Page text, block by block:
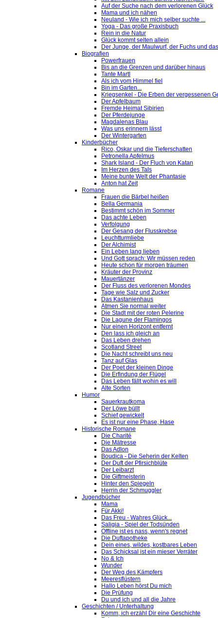
Auf der Suche nach dem verlorenen Glück
Mama und ich nähen
Neuland - Wie ich mich selber suchte ...
Yoga - Das große Praxisbuch
Rein in die Natur
Glück kommt selten allein
Der Junge, der Maulwurf, der Fuchs und
Biografien
Powerfrauen
Bis an die Grenzen und darüber hinaus
Tante Martl
Als ich vom Himmel fiel
Bin im Garten...
Kriegsenkel - Die Erben der vergessenen
Der Apfelbaum
Fremde Heimat Sibirien
Der Pferdejunge
Magdalenas Blau
Was uns erinnern lässt
Der Wintergarten
Kinderbücher
Rico, Oskar und die Tieferschatten
Petronella Apfelmus
Shark Island - Der Fluch von Katan
Im Herzen des Tals
Meine bunte Welt der Phantasie
Anton hat Zeit
Romane
Frauen die Bärbel heißen
Bella Germania
Bestimmt schön im Sommer
Das achte Leben
Verfolgung
Der Gesang der Flusskrebse
Leuchtturmliebe
Der Alchimist
Ein Leben lang lieben
Und Gott sprach: Wir müssen reden
Heute schon für morgen träumen
Kräuter der Provinz
Mauertänzer
Der Fluss des verlorenen Mondes
Tage wie Salz und Zucker
Das Kastanienhaus
Atmen Sie normal weiter
Die Stadt mit der roten Pelerine
Die Lagune der Flamingos
Nur einen Horizont entfernt
Den lass ich gleich an
Das Leben drehen
Scotland Street
Die Nacht schreibt uns neu
Tanz auf Glas
Der Poet der kleinen Dinge
Die Erfindung der Flügel
Das Leben fällt wohin es will
Alte Sorten
Humor
Sauerkrautkoma
Der Löwe büllt
Schief gewickelt
Es ist nur eine Phase, Hase
Historische Romane
Die Charité
Die Mätresse
Das Adlon
Boudica - Die Seherin der Kelten
Der Duft der Pfirsichblüte
Der Leibarzt
Die Giftmeisterin
Hinter den Spiegeln
Herrin der Schmuggler
Jugendbücher
Mama
Für Akki!
Das Freu - Wahres Glück...
Saligia - Spiel der Todsünden
Offline ist es nass, wenn's regnet
Die Duftapotheke
Dein eines, wildes, kostbares Leben
Das Schicksal ist ein mieser Verräter
No & Ich
Wunder
Der Weg des Kämpfers
Meeresflüstern
Hallo Leben hörst Du mich
Die Prüfung
Du und ich und all die Jahre
Geschichten / Unterhaltung
Komm, ich erzähl Dir eine Geschichte